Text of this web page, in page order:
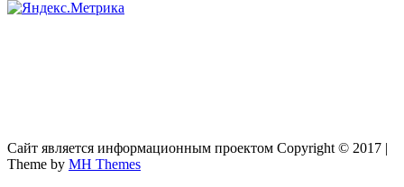
Сайт является информационным проектом Copyright © 2017 |
Theme by MH Themes